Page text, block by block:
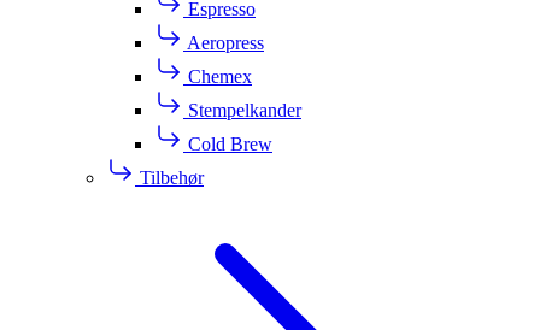
Espresso
Aeropress
Chemex
Stempelkander
Cold Brew
Tilbehør